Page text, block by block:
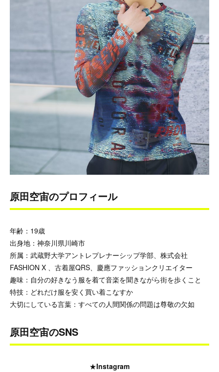
原田空宙のプロフィール
年齢：19歳
出身地：神奈川県川崎市
所属：武蔵野大学アントレプレナーシップ学部、株式会社
FASHION X 、古着屋QRS、慶應ファッションクリエイター
趣味：自分の好きなう服を着て音楽を聞きながら街を歩くこと
特技：どれだけ服を安く買い着こなすか
大切にしている言葉：すべての人間関係の問題は尊敬の欠如
原田空宙のSNS
★Instagram